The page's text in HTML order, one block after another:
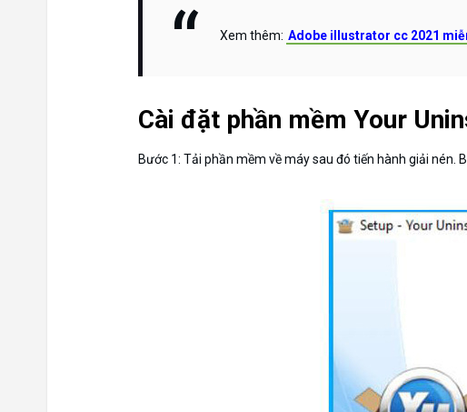
Xem thêm: Adobe illustrator cc 2021
Cài đặt phần mềm Your
Bước 1: Tải phần mềm về máy sau đó tiến hành giải nén.